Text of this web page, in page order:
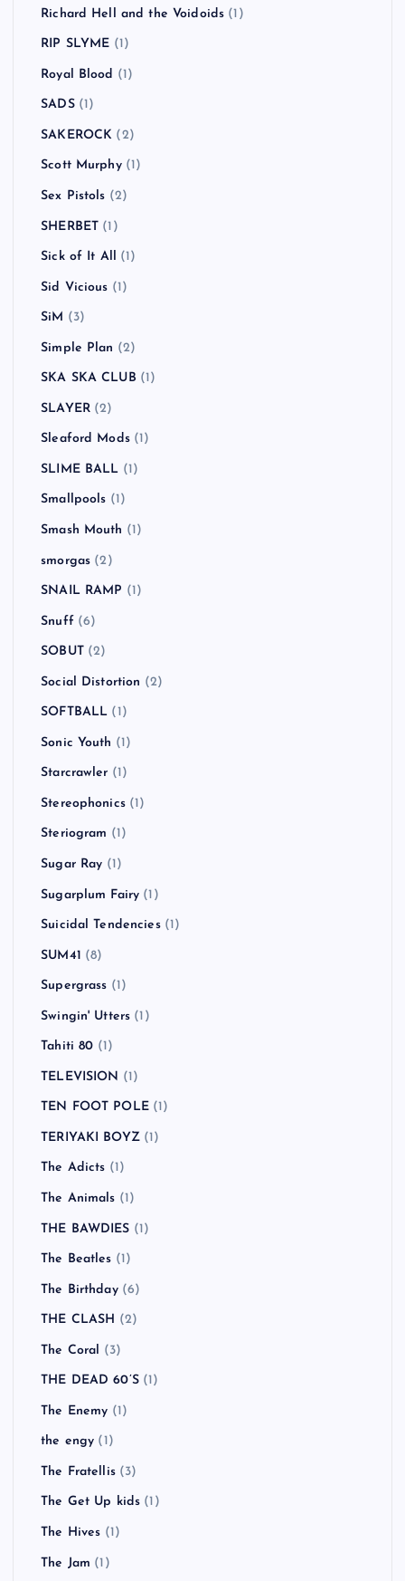
Richard Hell and the Voidoids (1)
RIP SLYME (1)
Royal Blood (1)
SADS(1)
SAKEROCK (2)
Scott Murphy(1)
Sex Pistols (2)
SHERBET (1)
Sick of It All (1)
Sid Vicious (1)
SiM (3)
Simple Plan (2)
SKA SKA CLUB (1)
SLAYER(2)
Sleaford Mods(1)
SLIME BALL (1)
Smallpools (1)
Smash Mouth (1)
smorgas (2)
SNAIL RAMP (1)
Snuff (6)
SOBUT(2)
Social Distortion (2)
SOFTBALL (1)
Sonic Youth (1)
Starcrawler (1)
Stereophonics(1)
Steriogram (1)
Sugar Ray (1)
Sugarplum Fairy (1)
Suicidal Tendencies(1)
SUM41 (8)
Supergrass (1)
Swingin' Utters (1)
Tahiti 80 (1)
TELEVISION (1)
TEN FOOT POLE(1)
TERIYAKI BOYZ(1)
The Adicts (1)
The Animals (1)
THE BAWDIES (1)
The Beatles (1)
The Birthday(6)
THE CLASH (2)
The Coral (3)
THE DEAD 60’S(1)
The Enemy (1)
the engy (1)
The Fratellis(3)
The Get Up kids (1)
The Hives (1)
The Jam (1)